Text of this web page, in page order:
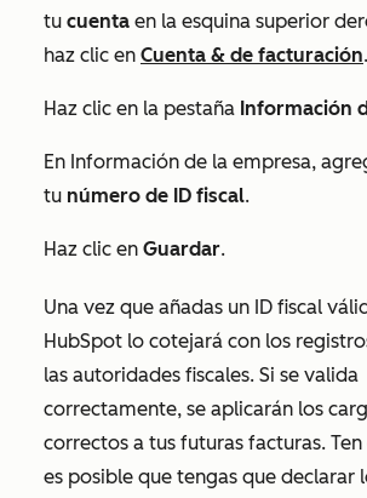
tu cuenta en la esquina superior
haz clic en Cuenta & de facturación.
Haz clic en la pestaña Información
En Información de la empresa,
tu número de ID fiscal.
Haz clic en Guardar.
Una vez que añadas un ID fiscal
HubSpot lo cotejará con los
las autoridades fiscales. Si se valida
correctamente, se aplicarán los
correctos a tus futuras facturas.
es posible que tengas que declarar